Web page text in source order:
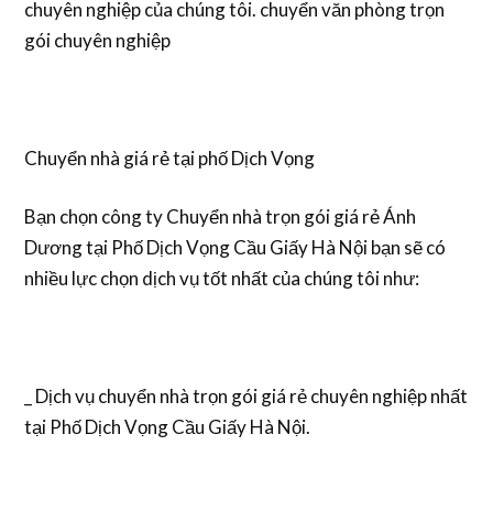
chuyên nghiệp của chúng tôi. chuyển văn phòng trọn
gói chuyên nghiệp
Chuyển nhà giá rẻ tại phố Dịch Vọng
Bạn chọn công ty Chuyển nhà trọn gói giá rẻ Ánh
Dương tại Phố Dịch Vọng Cầu Giấy Hà Nội bạn sẽ có
nhiều lực chọn dịch vụ tốt nhất của chúng tôi như:
_ Dịch vụ chuyển nhà trọn gói giá rẻ chuyên nghiệp nhất
tại Phố Dịch Vọng Cầu Giấy Hà Nội.